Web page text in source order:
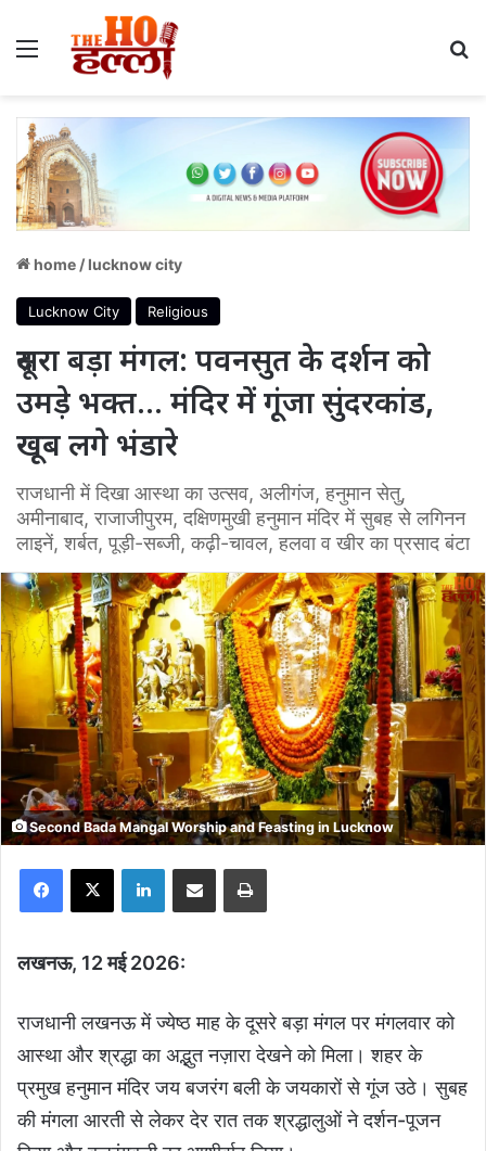
Menu
home /lucknow city
Lucknow City Religious
दूसरा बड़ा मंगल: पवनसुत के दर्शन को
उमड़े भक्त… मंदिर में गूंजा सुंदरकांड,
खूब लगे भंडारे
राजधानी में दिखा आस्था का उत्सव, अलीगंज, हनुमान सेतु,
अमीनाबाद, राजाजीपुरम, दक्षिणमुखी हनुमान मंदिर में सुबह से लगिनन
लाइनें, शर्बत, पूड़ी-सब्जी, कढ़ी-चावल, हलवा व खीर का प्रसाद बंटा
Second Bada Mangal Worship and Feasting in Lucknow
Facebook
X LinkedInShare via Email Print
लखनऊ, 12 मई 2026:
राजधानी लखनऊ में ज्येष्ठ माह के दूसरे बड़ा मंगल पर मंगलवार को
आस्था और श्रद्धा का अद्भुत नज़ारा देखने को मिला। शहर के
प्रमुख हनुमान मंदिर जय बजरंग बली के जयकारों से गूंज उठे। सुबह
की मंगला आरती से लेकर देर रात तक श्रद्धालुओं ने दर्शन-पूजन